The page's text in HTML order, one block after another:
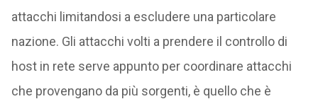
attacchi limitandosi a escludere una particolare
nazione. Gli attacchi volti a prendere il controllo di
host in rete serve appunto per coordinare attacchi
che provengano da più sorgenti, è quello che è